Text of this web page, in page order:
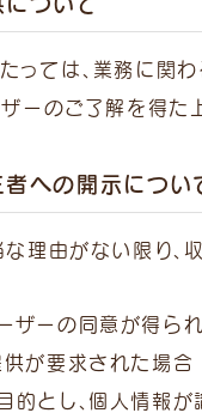
受付～18:30）
付は終了30分前ま
間外は別途「時間外
ては、業務に関
ーのご了解を得た
への開示につい
理由がない限り、
ザーの同意が得ら
供が要求された場合
的とし、個人情報